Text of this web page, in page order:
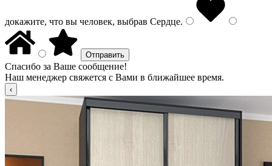
докажите, что вы человек, выбрав Сердце.
Спасибо за Ваше сообщение!
Наш менеджер свяжется с Вами в ближайшее время.